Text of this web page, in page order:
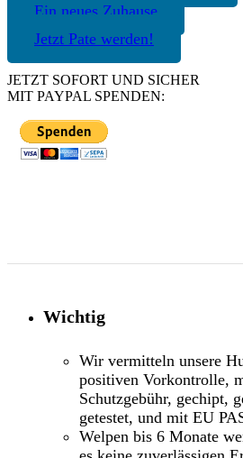
Ein neues Zuhause
Jetzt Pate werden!
JETZT SOFORT UND SICHER
MIT PAYPAL SPENDEN:
Wichtig
Wir vermitteln unsere
positiven Vorkontrolle,
Schutzgebühr, gechipt,
getestet, und mit EU
Welpen bis 6 Monate